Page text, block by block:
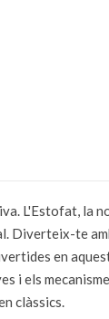
L'Estofat, la
Diverteix-te
en
i els
clàssics.